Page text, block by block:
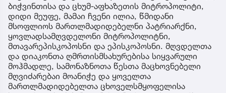
ბიჭვინთისა და ცხუმ-აფხაზეთის მიტროპოლიტი,
დიდი მეუფე, მამაი ჩვენი ილია, წმიდანი
მსოფლიოს მართლმადიდებელნი პატრიარქნი,
ყოვლადსამღვდელონი მიტროპოლიტნი,
მთავარეპისკოპოსნი და ეპისკოპოსნი. მღვდელთა
და დიაკონთა ღმრთისმსახურებისა სიყვარული
მოჰმადლე, სამონაზნოთა წესთა მაცხოვნებელი
მღვიძარებაი მოანიჭე და ყოველთა
მართლმადიდებელთა ცხოველსმყოფელისა